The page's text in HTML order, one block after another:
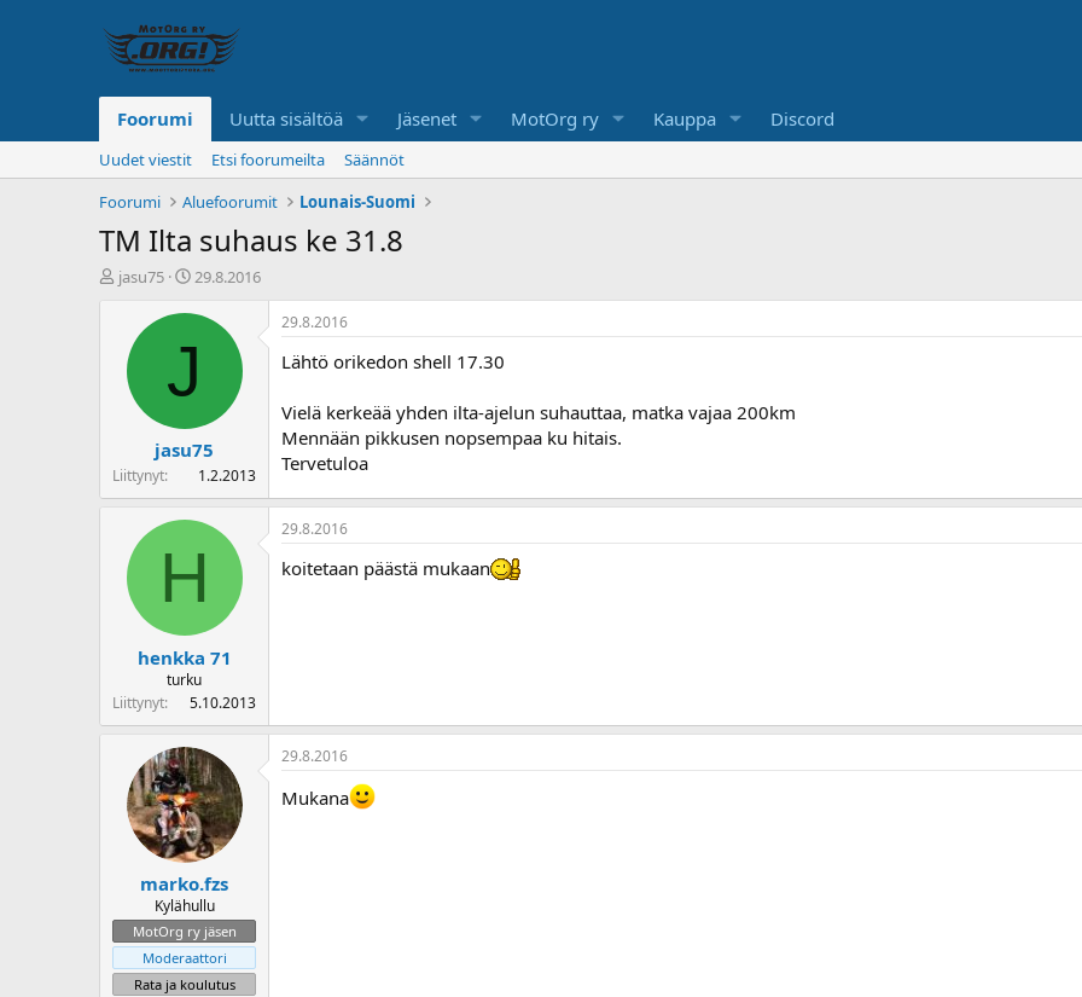
Foorumi Uutta sisältöä Jäsenet MotOrg ry Kauppa Discord
Uudet viestit Etsi foorumeilta
Säännöt
Foorumi
Aluefoorumit Lounais-Suomi
TM Ilta suhaus ke 31.8
K
u
jasu75
A
o
u
p
ä
29.8.2016
J
jasu75
Liittynyt 1.2.2013
29.8.2016
Lähtö orikedon shell 17.30
Vielä kerkeää yhden ilta-ajelun suhauttaa, matka vajaa 200km
Mennään pikkusen nopsempaa ku hitais.
Tervetuloa
H
henkka 71
turku
Liittynyt
5.10.2013
29.8.2016
koitetaan päästä mukaan
marko.fzs
Kylähullu
MotOrg ry jäsen
Moderaattori
Rata ja koulutus
29.8.2016
Mukana